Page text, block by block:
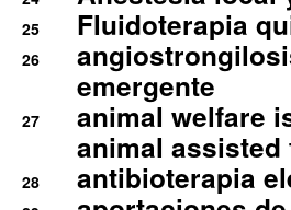
25 Fluidoterapia
26
emergente
27
animal welfare
animal
28 antibioterapia